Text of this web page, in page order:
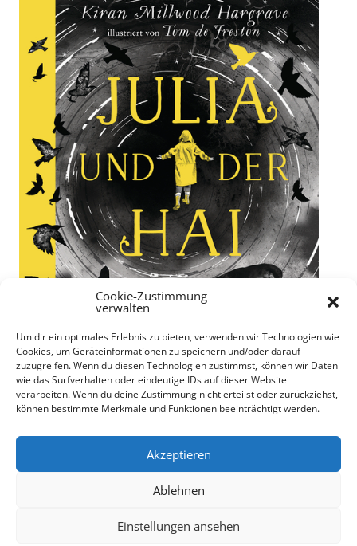
Cookie-Zustimmung
verwalten
Um dir ein optimales Erlebnis zu bieten, verwenden wir Technologien wie
Cookies, um Geräteinformationen zu speichern und/oder darauf
zuzugreifen. Wenn du diesen Technologien zustimmst, können wir Daten
wie das Surfverhalten oder eindeutige IDs auf dieser Website
verarbeiten. Wenn du deine Zustimmung nicht erteilst oder zurückziehst,
können bestimmte Merkmale und Funktionen beeinträchtigt werden.
Akzeptieren
Ablehnen
Einstellungen ansehen
71 von 195 Seiten gelesen